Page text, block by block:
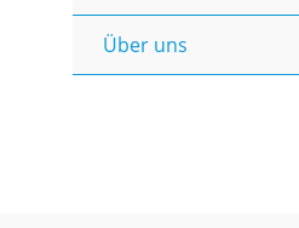
Über uns